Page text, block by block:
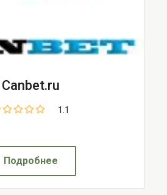
Canbet.ru
1.1
Подробнее